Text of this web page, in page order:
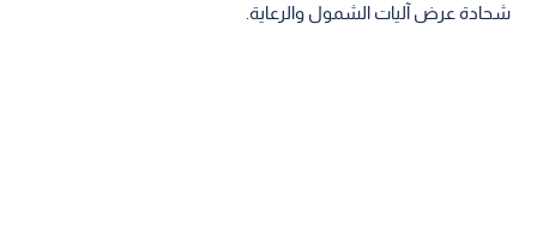
شحادة عرض آليات الشمول والرعاية.